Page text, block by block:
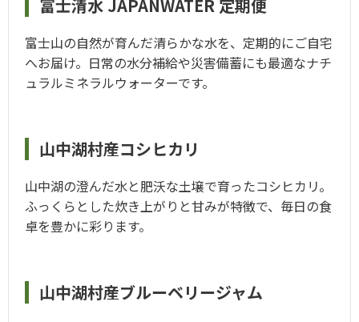
富士清水 JAPANWATER 定期便
富士山の自然が育んだ清らかな水を、定期的にご自宅
へお届け。日常の水分補給や災害備蓄にも最適なナチ
ュラルミネラルウォーターです。
山中湖村産コシヒカリ
山中湖の澄んだ水と肥沃な土壌で育ったコシヒカリ。
ふっくらとした炊き上がりと甘みが特徴で、毎日の食
卓を豊かに彩ります。
山中湖村産ブルーベリージャム